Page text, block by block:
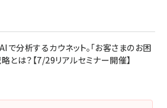
分析するカウネット。「お客さまのお困
とは？【7/29リアルセミナー開催】